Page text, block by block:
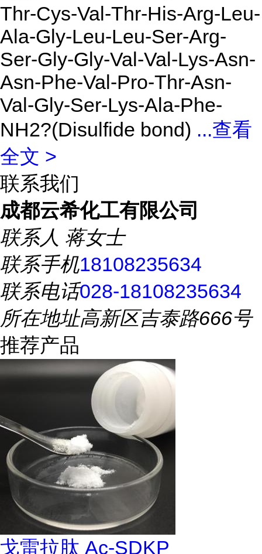
Thr-Cys-Val-Thr-His-Arg-Leu-
Ala-Gly-Leu-Leu-Ser-Arg-
Ser-Gly-Gly-Val-Val-Lys-Asn-
Asn-Phe-Val-Pro-Thr-Asn-
Val-Gly-Ser-Lys-Ala-Phe-
NH2?(Disulfide bond) ...查看
全文 >
联系我们
成都云希化工有限公司
联系人 蒋女士
联系手机18108235634
联系电话028-18108235634
所在地址高新区吉泰路666号
推荐产品
戈雷拉肽 Ac-SDKP